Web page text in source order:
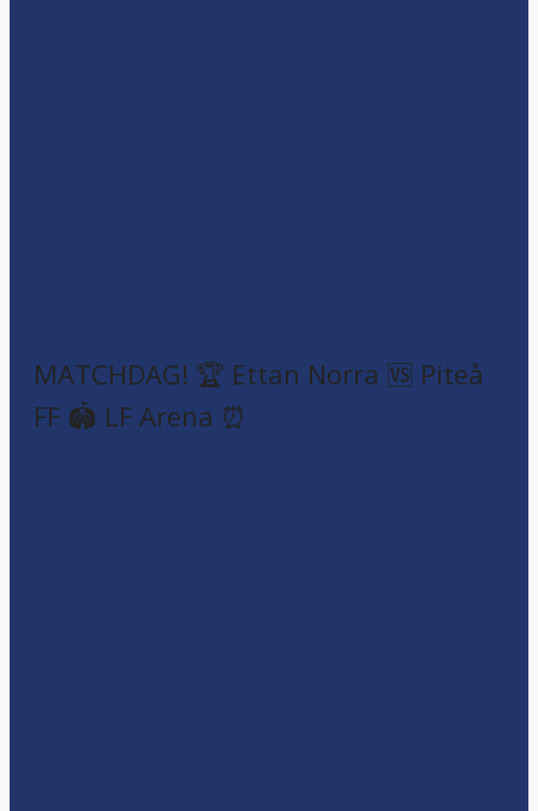
MATCHDAG! 🏆 Ettan Norra 🆚 Piteå
FF 🏟️ LF Arena ⏰